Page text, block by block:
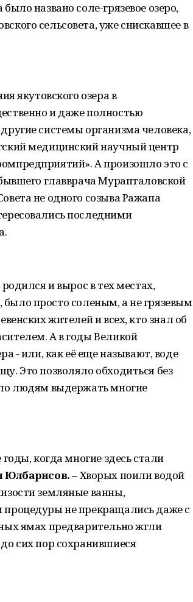
названо соле-грязевое озеро,
сельсовета, уже снискавшее в
якутовского озера в
и даже полностью
системы организма человека,
медицинский научный центр
А произошло это с
главврача Мурапталовской
не одного созыва Ражапа
последними
и вырос в тех местах,
было просто соленым, а не грязевым
жителей и всех, кто знал об
А в годы Великой
- или, как её еще называют, воде
Это позволяло обходиться без
людям выдержать многие
когда многие здесь стали
Юлбарисов.– Хворых поили водой
земляные ванны,
не прекращались даже с
ямах предварительно жгли
сих пор сохранившиеся